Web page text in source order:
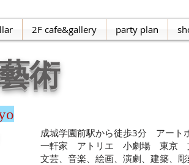
2F cafe&gallery party plan
術
成城学園前駅から徒歩3分 アート
一軒家 アトリエ 小劇場 東京
文芸、音楽、絵画、演劇、建築、